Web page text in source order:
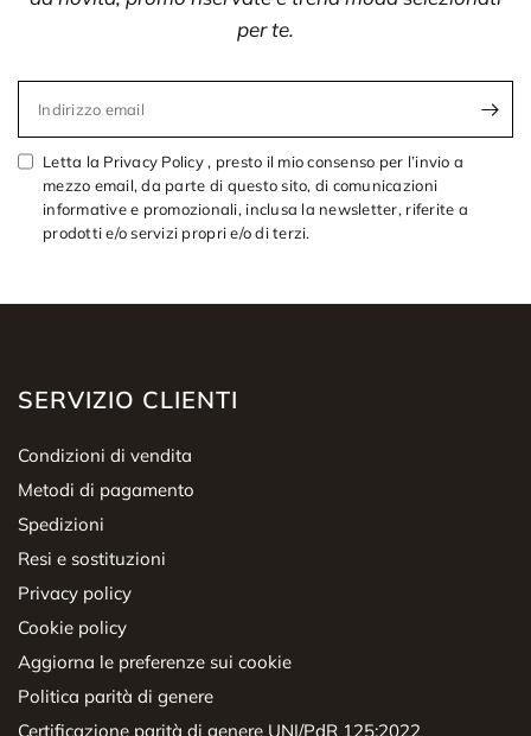
per te.
Indirizzo email
Letta la Privacy Policy , presto il mio consenso per l’invio a
mezzo email, da parte di questo sito, di comunicazioni
informative e promozionali, inclusa la newsletter, riferite a
prodotti e/o servizi propri e/o di terzi.
SERVIZIO CLIENTI
Condizioni di vendita
Metodi di pagamento
Spedizioni
Resi e sostituzioni
Privacy policy
Cookie policy
Aggiorna le preferenze sui cookie
Politica parità di genere
Certificazione parità di genere UNI/PdR 125:2022